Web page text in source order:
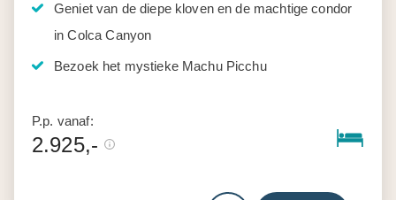
Geniet van de diepe kloven en de machtige condor
in Colca Canyon
Bezoek het mystieke Machu Picchu
P.p. vanaf:
2.925,-